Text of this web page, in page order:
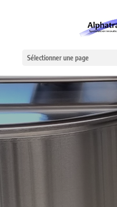
Sélectionner une page